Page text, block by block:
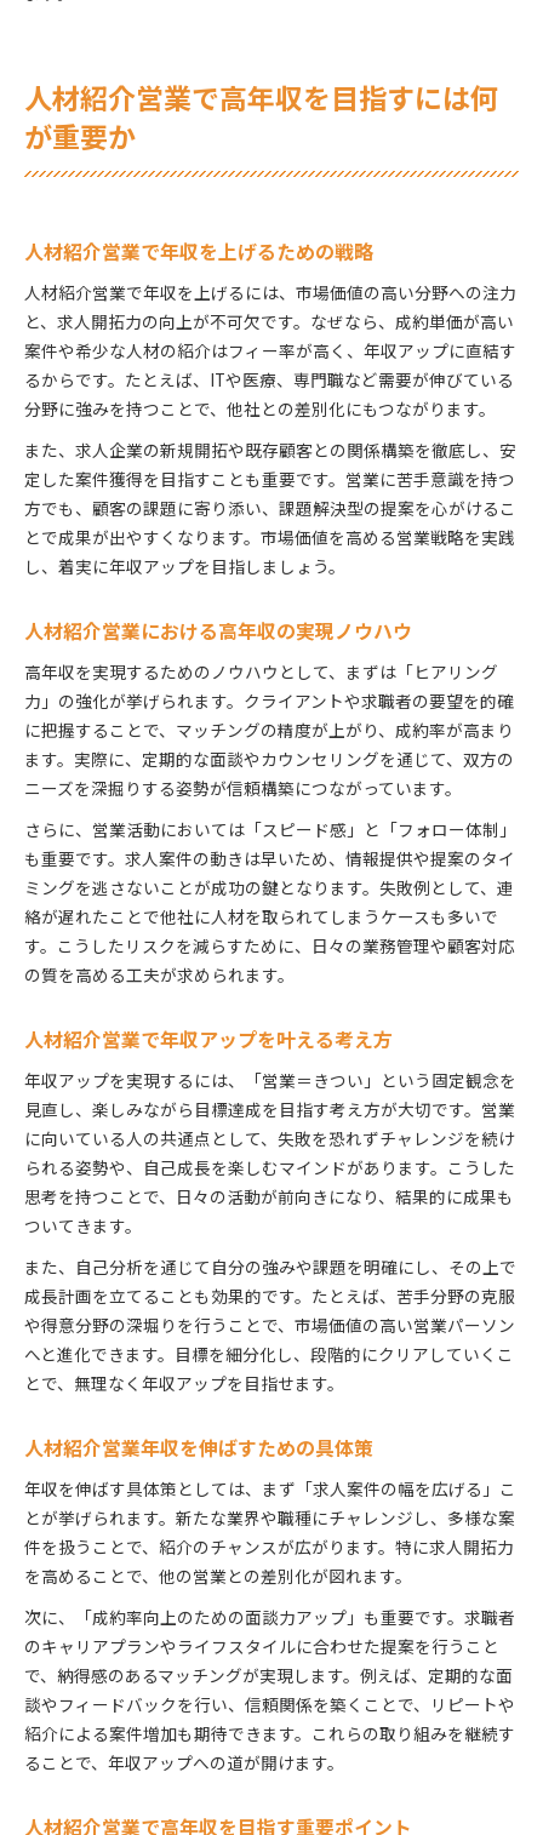
人材紹介営業で高年収を目指すには何
が重要か
人材紹介営業で年収を上げるための戦略
人材紹介営業で年収を上げるには、市場価値の高い分野への注力
と、求人開拓力の向上が不可欠です。なぜなら、成約単価が高い
案件や希少な人材の紹介はフィー率が高く、年収アップに直結す
るからです。たとえば、ITや医療、専門職など需要が伸びている
分野に強みを持つことで、他社との差別化にもつながります。
また、求人企業の新規開拓や既存顧客との関係構築を徹底し、安
定した案件獲得を目指すことも重要です。営業に苦手意識を持つ
方でも、顧客の課題に寄り添い、課題解決型の提案を心がけるこ
とで成果が出やすくなります。市場価値を高める営業戦略を実践
し、着実に年収アップを目指しましょう。
人材紹介営業における高年収の実現ノウハウ
高年収を実現するためのノウハウとして、まずは「ヒアリング
力」の強化が挙げられます。クライアントや求職者の要望を的確
に把握することで、マッチングの精度が上がり、成約率が高まり
ます。実際に、定期的な面談やカウンセリングを通じて、双方の
ニーズを深掘りする姿勢が信頼構築につながっています。
さらに、営業活動においては「スピード感」と「フォロー体制」
も重要です。求人案件の動きは早いため、情報提供や提案のタイ
ミングを逃さないことが成功の鍵となります。失敗例として、連
絡が遅れたことで他社に人材を取られてしまうケースも多いで
す。こうしたリスクを減らすために、日々の業務管理や顧客対応
の質を高める工夫が求められます。
人材紹介営業で年収アップを叶える考え方
年収アップを実現するには、「営業＝きつい」という固定観念を
見直し、楽しみながら目標達成を目指す考え方が大切です。営業
に向いている人の共通点として、失敗を恐れずチャレンジを続け
られる姿勢や、自己成長を楽しむマインドがあります。こうした
思考を持つことで、日々の活動が前向きになり、結果的に成果も
ついてきます。
また、自己分析を通じて自分の強みや課題を明確にし、その上で
成長計画を立てることも効果的です。たとえば、苦手分野の克服
や得意分野の深堀りを行うことで、市場価値の高い営業パーソン
へと進化できます。目標を細分化し、段階的にクリアしていくこ
とで、無理なく年収アップを目指せます。
人材紹介営業年収を伸ばすための具体策
年収を伸ばす具体策としては、まず「求人案件の幅を広げる」こ
とが挙げられます。新たな業界や職種にチャレンジし、多様な案
件を扱うことで、紹介のチャンスが広がります。特に求人開拓力
を高めることで、他の営業との差別化が図れます。
次に、「成約率向上のための面談力アップ」も重要です。求職者
のキャリアプランやライフスタイルに合わせた提案を行うこと
で、納得感のあるマッチングが実現します。例えば、定期的な面
談やフィードバックを行い、信頼関係を築くことで、リピートや
紹介による案件増加も期待できます。これらの取り組みを継続す
ることで、年収アップへの道が開けます。
人材紹介営業で高年収を目指す重要ポイント